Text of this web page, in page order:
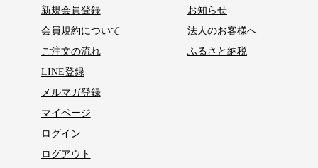
新規会員登録
会員規約について
ご注文の流れ
LINE登録
メルマガ登録
マイページ
ログイン
ログアウト
お知らせ
法人のお客様へ
ふるさと納税